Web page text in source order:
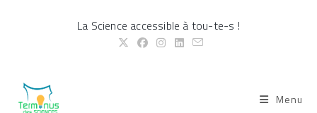
La Science accessible à tou-te-s !
Menu